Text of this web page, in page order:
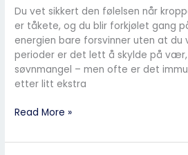
Du vet sikkert den følelsen når
er tåkete, og du blir forkjølet gang
energien bare forsvinner uten at du
perioder er det lett å skylde på
søvnmangel – men ofte er det
etter litt ekstra
Read More »